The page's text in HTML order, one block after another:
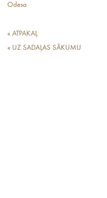
Odesa
« ATPAKAĻ
« UZ SADAĻAS SĀKUMU